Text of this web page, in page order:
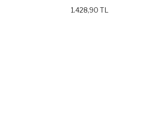
1.428,90 TL